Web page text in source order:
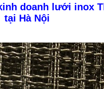
doanh lưới inox
tại Hà Nội